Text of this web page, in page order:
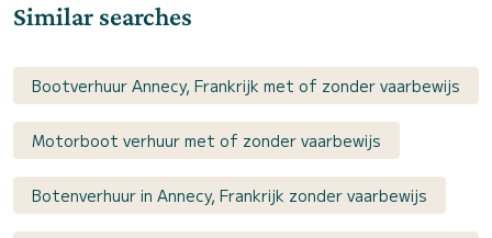
Similar searches
Bootverhuur Annecy, Frankrijk met of zonder vaarbewijs
Motorboot verhuur met of zonder vaarbewijs
Botenverhuur in Annecy, Frankrijk zonder vaarbewijs